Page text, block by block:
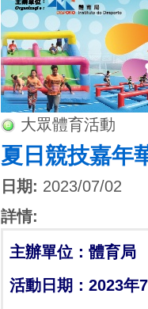
大眾體育活動
夏日競技嘉年
日期: 2023/07/02
詳情:
主辦單位：體育局
活動日期：2023年7